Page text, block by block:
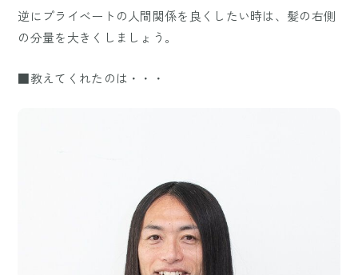
逆にプライベートの人間関係を良くしたい時は、髪の右側
の分量を大きくしましょう。
■教えてくれたのは・・・